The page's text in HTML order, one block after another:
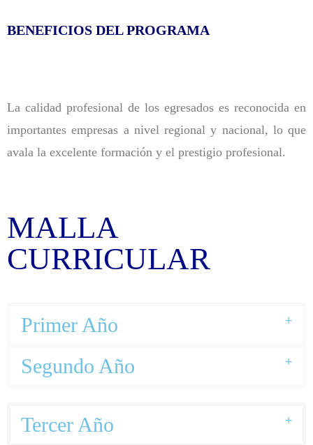
BENEFICIOS DEL PROGRAMA
La calidad profesional de los egresados es reconocida en
importantes empresas a nivel regional y nacional, lo que
avala la excelente formación y el prestigio profesional.
MALLA
CURRICULAR
Primer Año
Segundo Año
Tercer Año